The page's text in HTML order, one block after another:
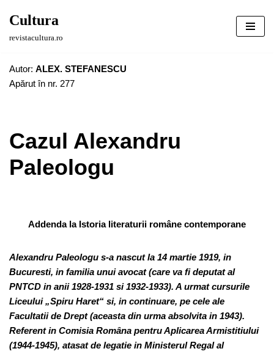
Sari
Cultura
revistacultura.ro
Autor: ALEX. STEFANESCU
Apărut în nr. 277
Cazul Alexandru
Paleologu
Addenda la Istoria literaturii române contemporane
Alexandru Paleologu s-a nascut la 14 martie 1919, in
Bucuresti, in familia unui avocat (care va fi deputat al
PNTCD in anii 1928-1931 si 1932-1933). A urmat cursurile
Liceului „Spiru Haret“ si, in continuare, pe cele ale
Facultatii de Drept (aceasta din urma absolvita in 1943).
Referent in Comisia Româna pentru Aplicarea Armistitiului
(1944-1945), atasat de legatie in Ministerul Regal al